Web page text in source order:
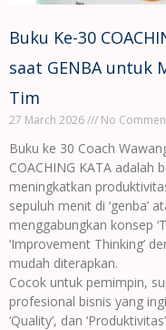
Buku Ke-30
saat GENBA untuk
Tim
27 March 2026 No
Buku ke 30 Coach
COACHING KATA adalah
meningkatkan
sepuluh menit di ‘genba’
menggabungkan konsep
‘Improvement Thinking’
mudah diterapkan.
Cocok untuk pemimpin,
profesional bisnis yang
‘Quality’, dan